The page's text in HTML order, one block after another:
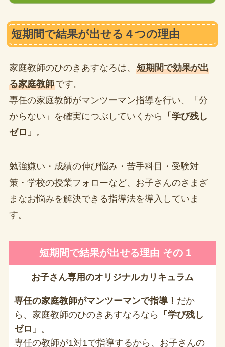
短期間で結果が出せる４つの理由
家庭教師のひのきあすなろは、 短期間で効果が出
る家庭教師です。
専任の家庭教師がマンツーマン指導を行い、「分
からない」を確実につぶしていくから
「学び残し
ゼロ」 。
勉強嫌い・成績の伸び悩み・苦手科目・受験対
策・学校の授業フォローなど、お子さんのさまざ
まなお悩みを解決できる指導法を導入していま
す。
短期間で結果が出せる理由 その 1
お子さん専用のオリジナルカリキュラム
専任の家庭教師がマンツーマンで指導！ だか
ら、家庭教師のひのきあすなろなら
「学び残し
ゼロ」 。
専任の教師が1対1で指導するから、お子さんの